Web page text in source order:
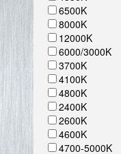
6500K
8000K
12000K
6000/3000K
3700K
4100K
4800K
2400K
2600K
4600K
4700-5000K